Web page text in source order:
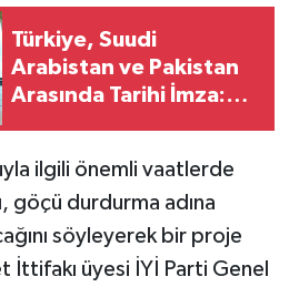
Türkiye, Suudi
Arabistan ve Pakistan
Arasında Tarihi İmza:
ilgili önemli vaatlerde
göçü durdurma adına
söyleyerek bir proje
İttifakı üyesi İYİ Parti Genel